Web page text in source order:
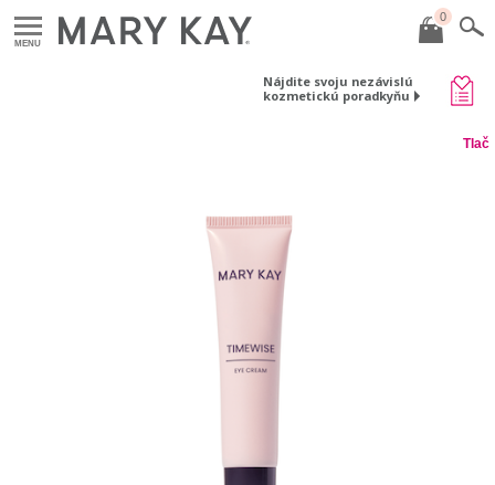
MENU
0
Nájdite svoju nezávislú
kozmetickú poradkyňu
Tlač